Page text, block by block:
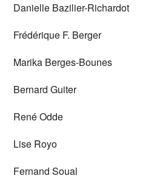
Danielle Bazilier-Richardot
Frédérique F. Berger
Marika Berges-Bounes
Bernard Guiter
René Odde
Lise Royo
Fernand Soual